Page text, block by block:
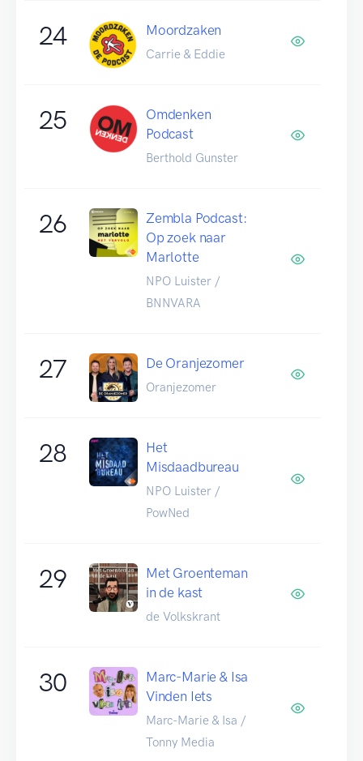
24 Moordzaken
Carrie & Eddie
25
Omdenken
Podcast
Berthold Gunster
26
Zembla Podcast:
Op zoek naar
Marlotte
NPO Luister /
BNNVARA
27 De Oranjezomer
Oranjezomer
28
Het
Misdaadbureau
NPO Luister /
PowNed
29
Met Groenteman
in de kast
de Volkskrant
30
Marc-Marie & Isa
Vinden Iets
Marc-Marie & Isa /
Tonny Media